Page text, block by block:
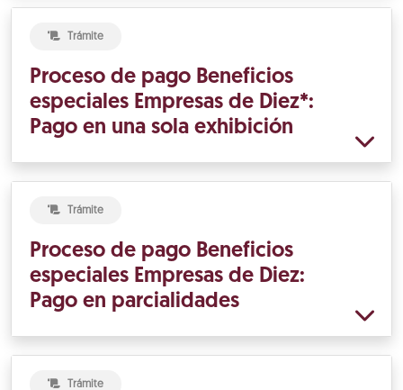
Trámite
Proceso de pago Beneficios
especiales Empresas de Diez*:
Pago en una sola exhibición
Trámite
Proceso de pago Beneficios
especiales Empresas de Diez:
Pago en parcialidades
Trámite